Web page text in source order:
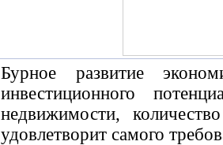
Бурное развитие
инвестиционного
недвижимости,
удовлетворит самого